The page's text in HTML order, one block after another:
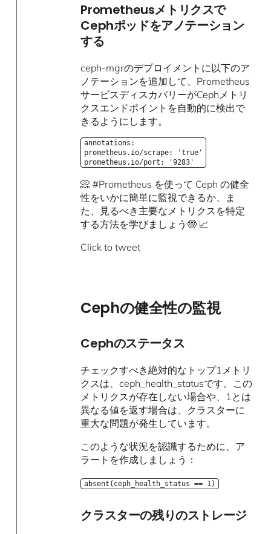
Prometheusメトリクスで
Cephポッドをアノテーション
する
ceph-mgrのデプロイメントに以下のア
ノテーションを追加して、Prometheus
サービスディスカバリーがCephメトリ
クスエンドポイントを自動的に検出で
きるようにします。
annotations:
prometheus.io/scrape: 'true'
prometheus.io/port: '9283'
📀 #Prometheus を使って Ceph の健全
性をいかに簡単に監視できるか、ま
た、見るべき主要なメトリクスを特定
する方法を学びましょう🤓 📈
Click to tweet
Cephの健全性の監視
Cephのステータス
チェックすべき絶対的なトップ1メトリ
クスは、ceph_health_statusです。この
メトリクスが存在しない場合や、1とは
異なる値を返す場合は、クラスターに
重大な問題が発生しています。
このような状況を認識するために、ア
ラートを作成しましょう：
absent(ceph_health_status == 1)
クラスターの残りのストレージ